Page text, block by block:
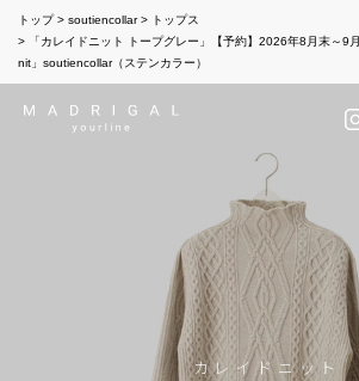
トップ soutiencollar
トップス
「カレイドニット トープグレー」【予約】2026年8月末～9
nit」soutiencollar（ステンカラー）
カレイドニット